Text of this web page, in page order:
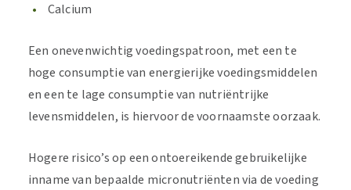
Calcium
Een onevenwichtig voedingspatroon, met een te
hoge consumptie van energierijke voedingsmiddelen
en een te lage consumptie van nutriëntrijke
levensmiddelen, is hiervoor de voornaamste oorzaak.
Hogere risico’s op een ontoereikende gebruikelijke
inname van bepaalde micronutriënten via de voeding